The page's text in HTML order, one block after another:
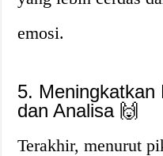
emosi.
5. Meningkatkan
dan Analisa 🙌
Terakhir, menurut